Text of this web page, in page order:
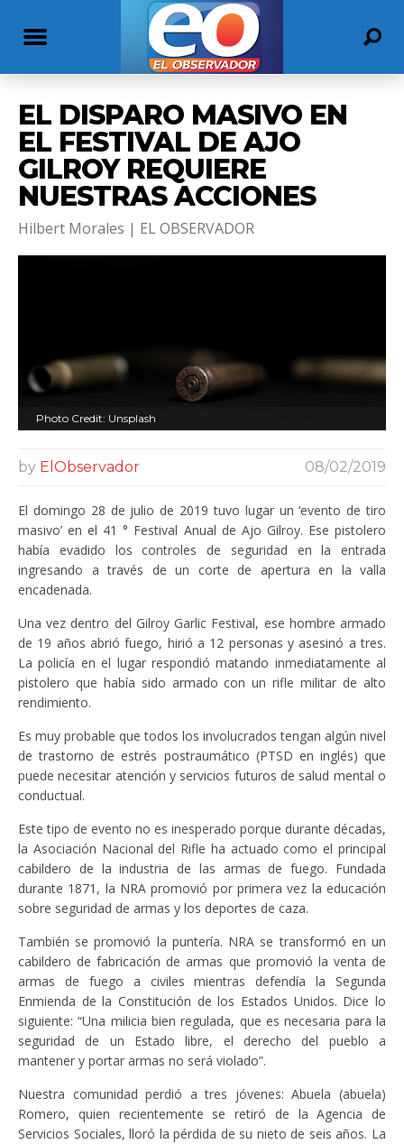
EL DISPARO MASIVO EN
EL FESTIVAL DE AJO
GILROY REQUIERE
NUESTRAS ACCIONES
Hilbert Morales | EL OBSERVADOR
Photo Credit: Unsplash
by ElObservador 08/02/2019
El domingo 28 de julio de 2019 tuvo lugar un ‘evento de tiro
masivo’ en el 41 ° Festival Anual de Ajo Gilroy. Ese pistolero
había evadido los controles de seguridad en la entrada
ingresando a través de un corte de apertura en la valla
encadenada.
Una vez dentro del Gilroy Garlic Festival, ese hombre armado
de 19 años abrió fuego, hirió a 12 personas y asesinó a tres.
La policía en el lugar respondió matando inmediatamente al
pistolero que había sido armado con un rifle militar de alto
rendimiento.
Es muy probable que todos los involucrados tengan algún nivel
de trastorno de estrés postraumático (PTSD en inglés) que
puede necesitar atención y servicios futuros de salud mental o
conductual.
Este tipo de evento no es inesperado porque durante décadas,
la Asociación Nacional del Rifle ha actuado como el principal
cabildero de la industria de las armas de fuego. Fundada
durante 1871, la NRA promovió por primera vez la educación
sobre seguridad de armas y los deportes de caza.
También se promovió la puntería. NRA se transformó en un
cabildero de fabricación de armas que promovió la venta de
armas de fuego a civiles mientras defendía la Segunda
Enmienda de la Constitución de los Estados Unidos. Dice lo
siguiente: “Una milicia bien regulada, que es necesaria para la
seguridad de un Estado libre, el derecho del pueblo a
mantener y portar armas no será violado”.
Nuestra comunidad perdió a tres jóvenes: Abuela (abuela)
Romero, quien recientemente se retiró de la Agencia de
Servicios Sociales, lloró la pérdida de su nieto de seis años. La